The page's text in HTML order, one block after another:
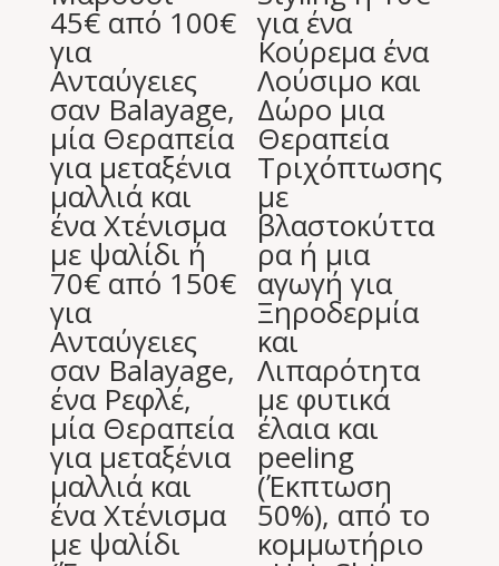
45€ από 100€
για
Ανταύγειες
σαν Balayage,
μία Θεραπεία
για μεταξένια
μαλλιά και
ένα Χτένισμα
με ψαλίδι ή
70€ από 150€
για
Ανταύγειες
σαν Balayage,
ένα Ρεφλέ,
μία Θεραπεία
για μεταξένια
μαλλιά και
ένα Χτένισμα
με ψαλίδι
για ένα
Κούρεμα ένα
Λούσιμο και
Δώρο μια
Θεραπεία
Τριχόπτωσης
με
βλαστοκύττα
ρα ή μια
αγωγή για
Ξηροδερμία
και
Λιπαρότητα
με φυτικά
έλαια και
peeling
(Έκπτωση
50%), από το
κομμωτήριο